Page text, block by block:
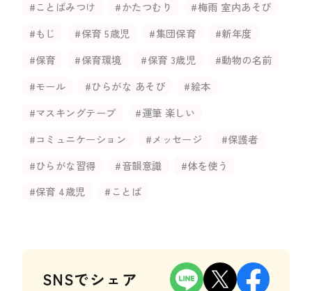
#ことばみつけ
#かたつむり
#梅雨 室内あそび
#もじ
#保育 5歳児 #集団保育
#新年度
#保育
#保育環境 #保育 3歳児
#動物の名前
#モール
#ひらがな あそび
#絵本
#マスキングテープ
#運筆 楽しい
#コミュニケーション
#メッセージ
#保護者
#ひらがな習得
#音韻意識
#体を使う
#保育 4歳児
#ことば
SNSでシェア